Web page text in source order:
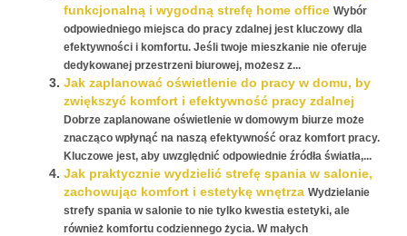
funkcjonalną i wygodną strefę home office Wybór
odpowiedniego miejsca do pracy zdalnej jest kluczowy dla
efektywności i komfortu. Jeśli twoje mieszkanie nie oferuje
dedykowanej przestrzeni biurowej, możesz z...
Jak zaplanować oświetlenie do pracy w domu, by
zwiększyć komfort i efektywność pracy zdalnej
Dobrze zaplanowane oświetlenie w domowym biurze może
znacząco wpłynąć na naszą efektywność oraz komfort pracy.
Kluczowe jest, aby uwzględnić odpowiednie źródła światła,...
Jak praktycznie wydzielić strefę spania w salonie,
zachowując komfort i estetykę wnętrza Wydzielanie
strefy spania w salonie to nie tylko kwestia estetyki, ale
również komfortu codziennego życia. W małych